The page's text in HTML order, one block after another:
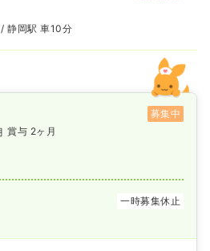
静岡駅 車10分
募集中
賞与 2ヶ月
一時募集休止